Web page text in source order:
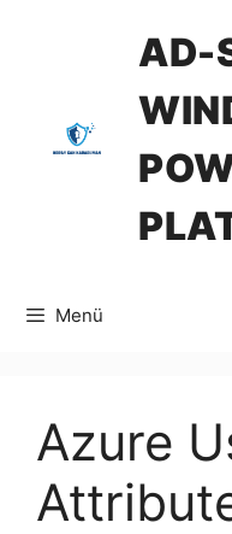
AD-
Menü
Azure